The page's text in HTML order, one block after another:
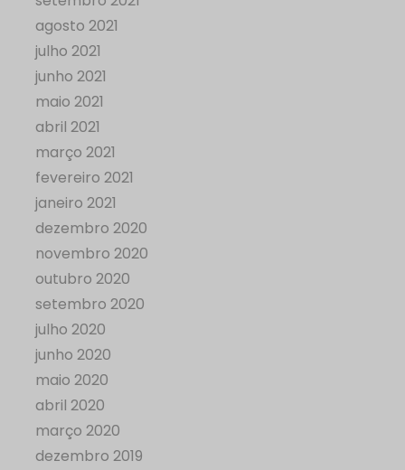
agosto 2021
julho 2021
junho 2021
maio 2021
abril 2021
março 2021
fevereiro 2021
janeiro 2021
dezembro 2020
novembro 2020
outubro 2020
setembro 2020
julho 2020
junho 2020
maio 2020
abril 2020
março 2020
dezembro 2019